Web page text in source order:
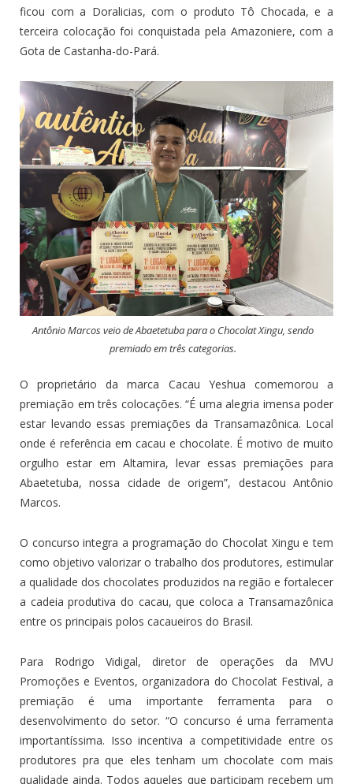
ficou com a Doralicias, com o produto Tô Chocada, e a
terceira colocação foi conquistada pela Amazoniere, com a
Gota de Castanha-do-Pará.
Antônio Marcos veio de Abaetetuba para o Chocolat Xingu, sendo
premiado em três categorias.
O proprietário da marca Cacau Yeshua comemorou a
premiação em três colocações. “É uma alegria imensa poder
estar levando essas premiações da Transamazônica. Local
onde é referência em cacau e chocolate. É motivo de muito
orgulho estar em Altamira, levar essas premiações para
Abaetetuba, nossa cidade de origem”, destacou Antônio
Marcos.
O concurso integra a programação do Chocolat Xingu e tem
como objetivo valorizar o trabalho dos produtores, estimular
a qualidade dos chocolates produzidos na região e fortalecer
a cadeia produtiva do cacau, que coloca a Transamazônica
entre os principais polos cacaueiros do Brasil.
Para Rodrigo Vidigal, diretor de operações da MVU
Promoções e Eventos, organizadora do Chocolat Festival, a
premiação é uma importante ferramenta para o
desenvolvimento do setor. “O concurso é uma ferramenta
importantíssima. Isso incentiva a competitividade entre os
produtores pra que eles tenham um chocolate com mais
qualidade ainda. Todos aqueles que participam recebem um